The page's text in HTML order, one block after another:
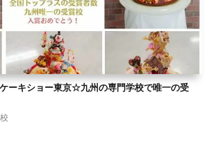
ーキショー東京☆九州の専門学校で唯一の受